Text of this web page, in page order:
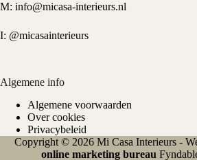
M: info@micasa-interieurs.nl
I: @micasainterieurs
Algemene info
Algemene voorwaarden
Over cookies
Privacybeleid
Copyright © 2026 Mi Casa Interieurs -
online marketing bureau